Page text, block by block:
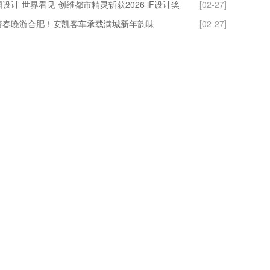
设计 世界看见 创维都市精灵斩获2026 iF设计奖
[02-27]
春晚游合肥！安凯客车承载满城新年韵味
[02-27]